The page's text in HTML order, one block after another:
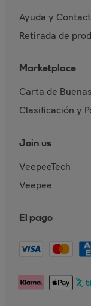
Ayuda y
Retirada de
Marketplace
Carta de
Clasificación y
Join us
VeepeeTech
Veepee
El pago